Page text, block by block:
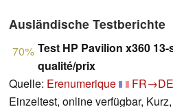
Ausländische Testberichte
70% Test HP Pavilion x360
qualité/prix
Quelle: Erenumerique FR→DE
Einzeltest, online verfügbar,